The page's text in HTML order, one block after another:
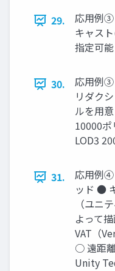
29.
応用例③
キャス
指定可
30.
応用例③
リダク
ルを用
10000ポ
LOD3
31.
応用例④
ッド ●
（ユニ
よって
VAT（
○ 遠距
Unity